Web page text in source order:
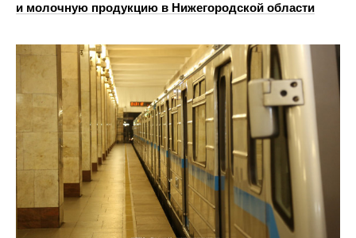
и молочную продукцию в Нижегородской области